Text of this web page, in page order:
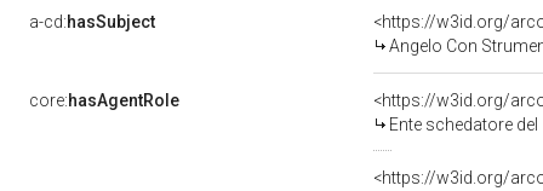
a-cd:hasSubject
<https://w3id.org/
Angelo Con
core:hasAgentRole
<https://w3id.org/
Ente schedatore
<https://w3id.org/